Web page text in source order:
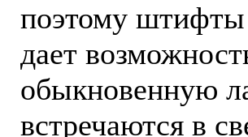
поэтому штифты
дает
обыкновенную
встречаются в